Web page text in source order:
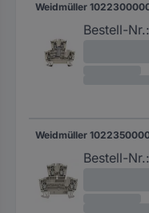
Bestell-Nr.:
Bestell-Nr.: